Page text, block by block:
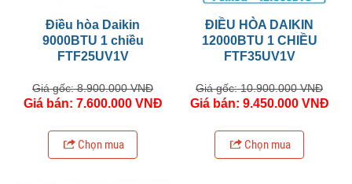
Điều hòa Daikin
9000BTU 1 chiều
FTF25UV1V
Giá gốc: 8.900.000 VNĐ
Giá bán: 7.600.000 VNĐ
Chọn mua
ĐIỀU HÒA DAIKIN
12000BTU 1 CHIỀU
FTF35UV1V
Giá gốc: 10.900.000 VNĐ
Giá bán: 9.450.000 VNĐ
Chọn mua